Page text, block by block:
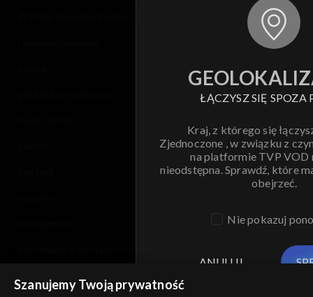
ŁĄCZYSZ SIĘ SPOZA
Kraj, z którego się
Zjednoczone , w związku z
na platformie TVP VOD
nieodstępna. Sprawdź, które
obejrzeć.
Nie pokazuj
ANULUJ
Szanujemy Twoją prywatność